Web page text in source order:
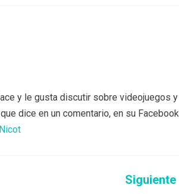
y le gusta discutir sobre videojuegos y
dice en un comentario, en su Facebook
Siguiente